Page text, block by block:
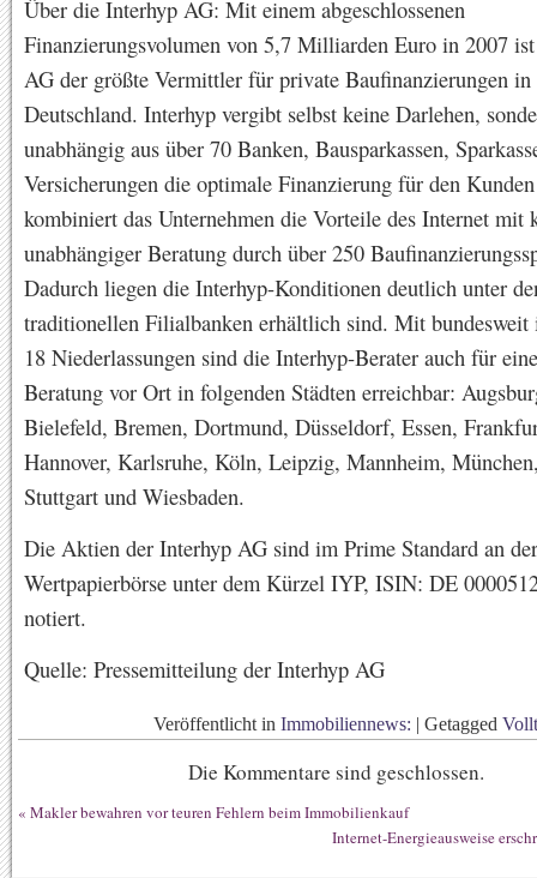
Über die Interhyp AG: Mit einem abgeschlossenen
Finanzierungsvolumen von 5,7 Milliarden Euro in 2007
AG der größte Vermittler für private Baufinanzierungen in
Deutschland. Interhyp vergibt selbst keine Darlehen,
unabhängig aus über 70 Banken, Bausparkassen,
Versicherungen die optimale Finanzierung für den
kombiniert das Unternehmen die Vorteile des Internet mit
unabhängiger Beratung durch über 250
Dadurch liegen die Interhyp-Konditionen deutlich unter
traditionellen Filialbanken erhältlich sind. Mit bundesweit
18 Niederlassungen sind die Interhyp-Berater auch für
Beratung vor Ort in folgenden Städten erreichbar:
Bielefeld, Bremen, Dortmund, Düsseldorf, Essen,
Hannover, Karlsruhe, Köln, Leipzig, Mannheim,
Stuttgart und Wiesbaden.
Die Aktien der Interhyp AG sind im Prime Standard an
Wertpapierbörse unter dem Kürzel IYP, ISIN: DE
notiert.
Quelle: Pressemitteilung der Interhyp AG
Veröffentlicht in Immobiliennews: | Getagged
Die Kommentare sind geschlossen.
« Makler bewahren vor teuren Fehlern beim Immobilienkauf
Internet-Energieausweise